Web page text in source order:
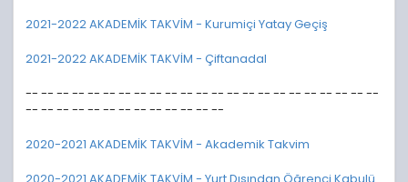
2021-2022 AKADEMİK TAKVİM - Kurumiçi Yatay Geçiş
2021-2022 AKADEMİK TAKVİM - Çiftanadal
-- -- -- -- -- -- -- -- -- -- -- -- -- -- -- -- -- -- -- -- -- -- --
-- -- -- -- -- -- -- -- -- -- -- -- --
2020-2021 AKADEMİK TAKVİM - Akademik Takvim